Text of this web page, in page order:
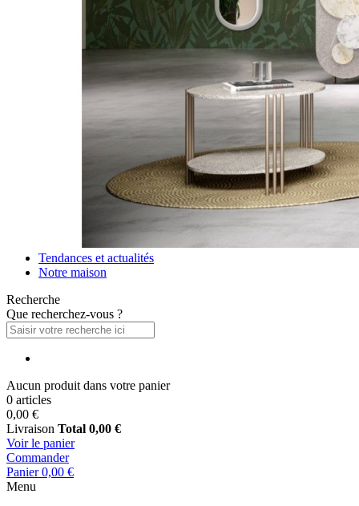
Tendances et actualités
Notre maison
Recherche
Que recherchez-vous ?
Aucun produit dans votre panier
0 articles
0,00 €
Livraison Total 0,00 €
Voir le panier
Commander
Panier 0,00 €
Menu